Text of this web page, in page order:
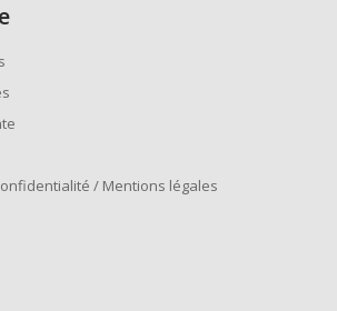
/ Mentions légales